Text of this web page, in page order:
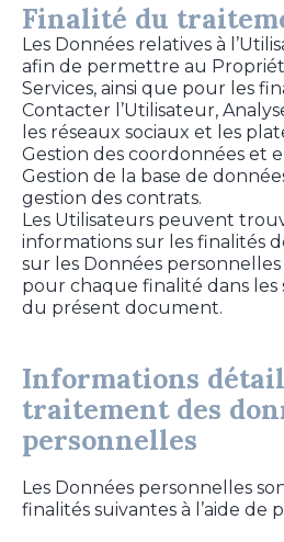
Finalité du
Les Données relatives à
afin de permettre au
Services, ainsi que pour les
Contacter l’Utilisateur,
les réseaux sociaux et les
Gestion des coordonnées et
Gestion de la base de
gestion des contrats.
Les Utilisateurs peuvent
informations sur les finalités
sur les Données
pour chaque finalité dans les
du présent document.
Informations
traitement des
personnelles
Les Données personnelles
finalités suivantes à l’aide de